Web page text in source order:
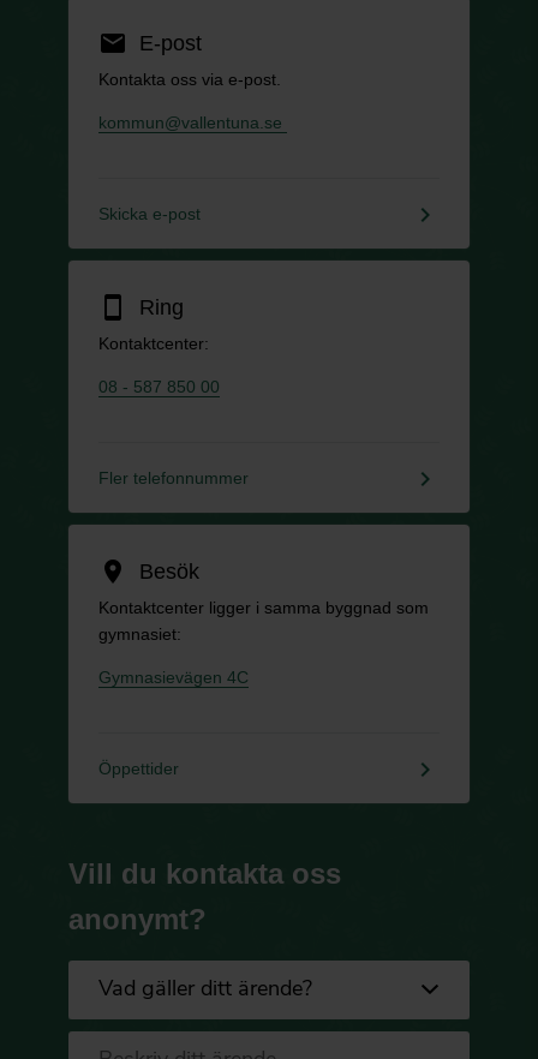
email E-post
Kontakta oss via e-post.
kommun@vallentuna.se
Skicka e-post keyboard_arrow_right
smartphone Ring
Kontaktcenter:
08 - 587 850 00
Fler telefonnummer keyboard_arrow_right
location_on Besök
Kontaktcenter ligger i samma byggnad som
gymnasiet:
Gymnasievägen 4C
Öppettider keyboard_arrow_right
Vill du kontakta oss
anonymt?